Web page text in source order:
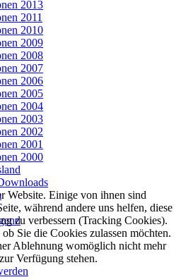
2013
2011
2010
2009
2008
2007
2006
2005
2004
2003
2002
2001
2000
Website. Einige von ihnen sind
während andere uns helfen, diese
zu verbessern (Tracking Cookies).
Sie die Cookies zulassen möchten.
Ablehnung womöglich nicht mehr
Verfügung stehen.